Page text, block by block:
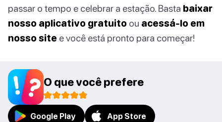
passar o tempo e celebrar a estação. Basta baixar
nosso aplicativo gratuito ou acessá-lo em
nosso site e você está pronto para começar!
O que você prefere
Google Play App Store